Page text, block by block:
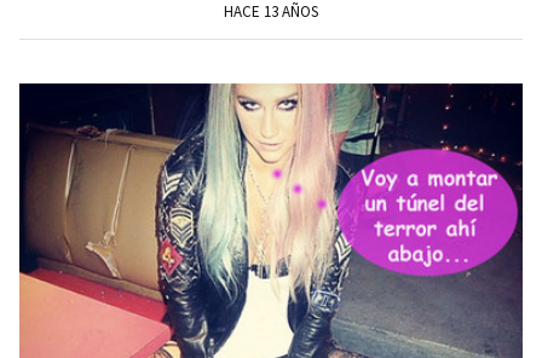
HACE 13 AÑOS